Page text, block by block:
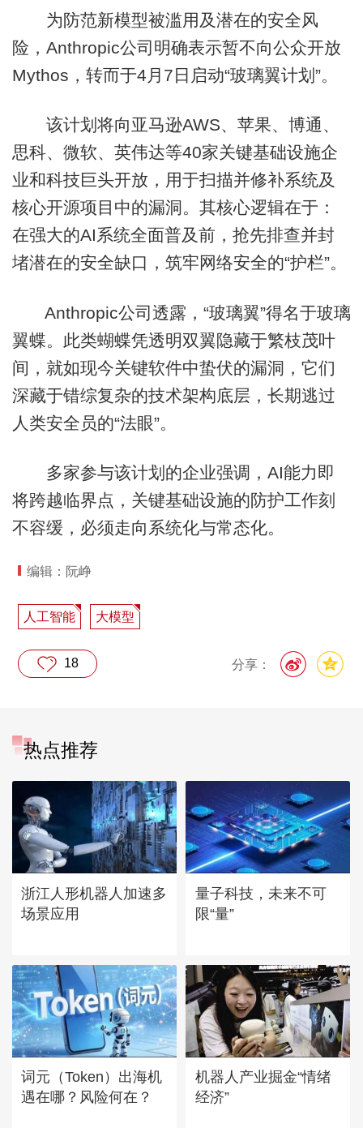
为防范新模型被滥用及潜在的安全风
险，Anthropic公司明确表示暂不向公众开放
Mythos，转而于4月7日启动“玻璃翼计划”。
该计划将向亚马逊AWS、苹果、博通、
思科、微软、英伟达等40家关键基础设施企
业和科技巨头开放，用于扫描并修补系统及
核心开源项目中的漏洞。其核心逻辑在于：
在强大的AI系统全面普及前，抢先排查并封
堵潜在的安全缺口，筑牢网络安全的“护栏”。
Anthropic公司透露，“玻璃翼”得名于玻璃
翼蝶。此类蝴蝶凭透明双翼隐藏于繁枝茂叶
间，就如现今关键软件中蛰伏的漏洞，它们
深藏于错综复杂的技术架构底层，长期逃过
人类安全员的“法眼”。
多家参与该计划的企业强调，AI能力即
将跨越临界点，关键基础设施的防护工作刻
不容缓，必须走向系统化与常态化。
编辑：阮峥
人工智能 大模型
分享：
18
热点推荐
浙江人形机器人加速多
场景应用
量子科技，未来不可
限“量”
词元（Token）出海机
遇在哪？风险何在？
机器人产业掘金“情绪
经济”